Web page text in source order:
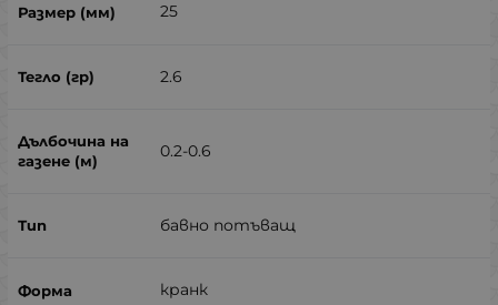
25
2.6
0.2-0.6
бавно потъващ
кранк